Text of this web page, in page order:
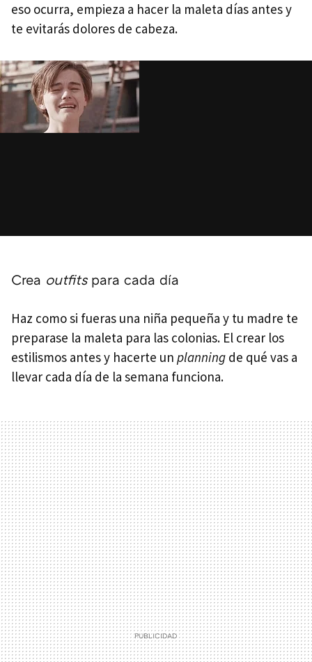
eso ocurra, empieza a hacer la maleta días antes y
te evitarás dolores de cabeza.
Crea outfitspara cada día
Haz como si fueras una niña pequeña y tu madre te
preparase la maleta para las colonias. El crear los
estilismos antes y hacerte un planning de qué vas a
llevar cada día de la semana funciona.